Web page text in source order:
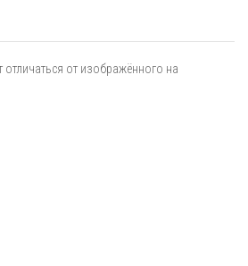
от изображённого на